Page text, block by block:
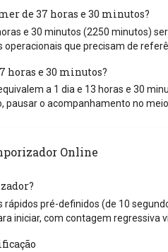
de 37 horas e 30 minutos?
e 30 minutos (2250 minutos)
operacionais que precisam de
horas e 30 minutos?
a 1 dia e 13 horas e 30
pausar o acompanhamento no
Online
rápidos pré-definidos (de 10
iniciar, com contagem regressiva